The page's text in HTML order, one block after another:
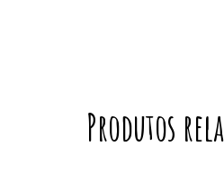
Produtos